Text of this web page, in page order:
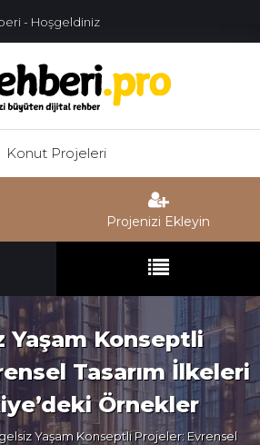
- Hoşgeldiniz
Konut Projeleri
Projenizi Ekleyin
Yaşam Konseptli
Tasarım İlkeleri
Örnekler
Yaşam Konseptli Projeler: Evrensel